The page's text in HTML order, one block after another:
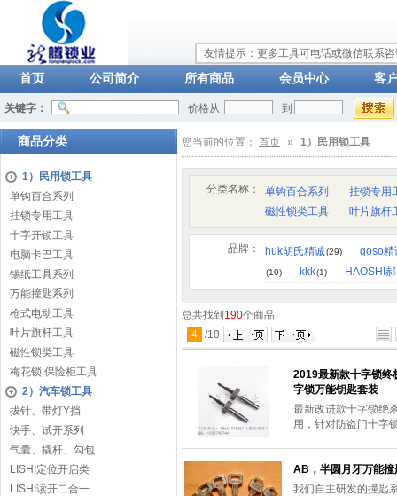
友情提示：更多工具可电话或微信联系
首页 公司简介 所有商品 会员中心 客
关键字： 价格从 到
商品分类
1）民用锁工具
单钩百合系列
挂锁专用工具
十字开锁工具
电脑卡巴工具
锡纸工具系列
万能撞匙系列
枪式电动工具
叶片旗杆工具
磁性锁类工具
梅花锁.保险柜工具
2）汽车锁工具
拔针、带灯Y挡
快手、试开系列
气囊、撬杆、勾包
LISHI定位开启类
LISHI读开二合一
您当前的位置： 首页 » 1）民用锁工具
分类名称： 单钩百合系列
挂锁专用
磁性锁类工具
叶片旗杆
品牌： huk胡氏精诚(29) goso精
(10) kkk(1) HAOSHI
总共找到 190个商品
4 /10
2019最新款十字锁终
字锁万能钥匙套装
最新改进款十字锁绝
用，针对防盗门十字
AB，半圆月牙万能
我们自主研发的撞匙